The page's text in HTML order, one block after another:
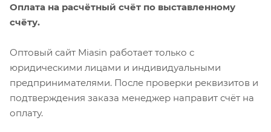
Оплата на расчётный счёт по выставленному
счёту.
Оптовый сайт Miasin работает только с
юридическими лицами и индивидуальными
предпринимателями. После проверки реквизитов и
подтверждения заказа менеджер направит счёт на
оплату.